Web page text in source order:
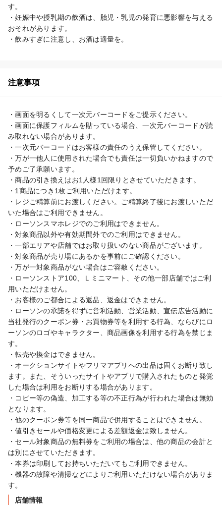
す。
・妊娠中や授乳期の飲酒は、胎児・乳児の発育に悪影響を与える
おそれがあります。
・飲みすぎに注意し、お酒は適量を。
注意事項
・画面を明るくして一次元バーコードをご提示ください。
・画面に保護フィルムを貼っている場合、一次元バーコードが読
み取れない場合があります。
・一次元バーコードはお客様の責任のうえ保管してください。
・万が一他人に使用された場合でも責任は一切負いかねますので
予めご了承願います。
・商品の引き換えはお1人様1回限りとさせていただきます。
・1商品につき1枚ご利用いただけます。
・レジご精算前にお渡しください。ご精算終了後にお渡しいただ
いた場合はご利用できません。
・ローソンスマホレジでのご利用はできません。
・対象商品以外や有効期間外でのご利用はできません。
・一部エリアや店舗ではお取り扱いのない商品がございます。
・対象商品が売り場にあるかを事前にご確認ください。
・万が一対象商品がない場合はご容赦ください。
・ローソンストア100、Ｌミニマート、その他一部店舗ではご利
用いただけません。
・お客様のご都合による返品、返金はできません。
・ローソンの承諾を得ずに営利活動、営業活動、宣伝広告活動に
当社発行のクーポン券・お買物券等を利用する行為、ならびにロ
ーソンのロゴやキャラクター、商品画像を利用する行為を禁じま
す。
・転売や換金はできません。
・オークションサイトやフリマアプリへの出品は固くお断り致し
ます。また、そういったサイトやアプリで購入されたものと発覚
した場合は利用をお断りする場合があります。
・コピー等の偽造、加工する等の不正行為が行われた場合は無効
となります。
・他のクーポン券等を同一商品で併用することはできません。
・値引きセールや価格変更による差額返金は致しません。
・セール対象商品の無料券をご利用の場合は、他の商品の会計と
は別にさせていただきます。
・本券は印刷してお持ちいただいてもご利用できません。
・機器の故障や清掃などによりご利用いただけない場合がありま
す。
店舗情報